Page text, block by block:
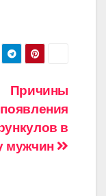
Причины
появления
в
мужчин